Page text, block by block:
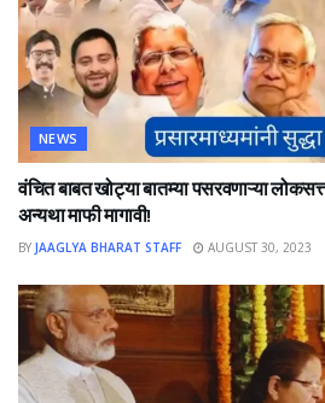
NEWS
वंचित बाबत खोट्या बातम्या पसरवणाऱ्या
अन्यथा माफी मागावी!
BY JAAGLYA BHARAT STAFF AUGUST 30, 2023